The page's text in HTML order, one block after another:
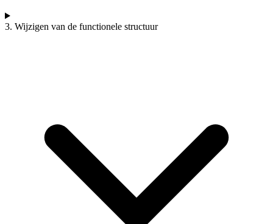
3. Wijzigen van de functionele structuur